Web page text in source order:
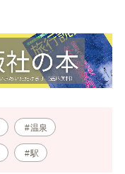
温泉
駅